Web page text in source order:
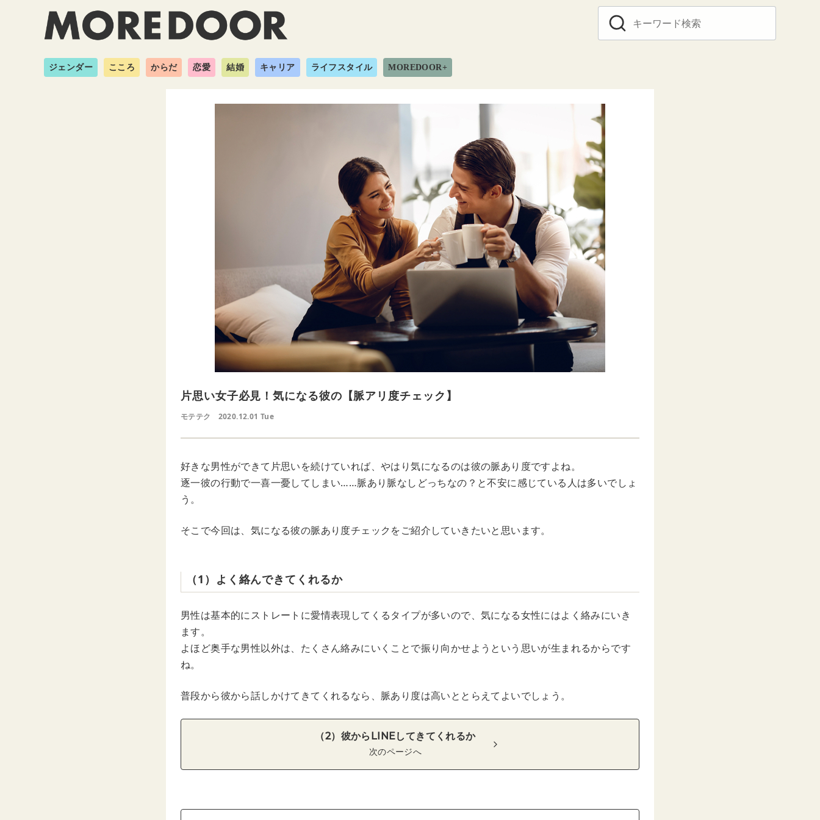
ジェンダー こころ からだ 恋愛 結婚 キャリア ライフスタイル MOREDOOR+
片思い女子必見！気になる彼の【脈アリ度チェック】
モテテク 2020.12.01 Tue
好きな男性ができて片思いを続けていれば、やはり気になるのは彼の脈あり度ですよね。
逐一彼の行動で一喜一憂してしまい……脈あり脈なしどっちなの？と不安に感じている人は多いでしょ
う。
そこで今回は、気になる彼の脈あり度チェックをご紹介していきたいと思います。
（1）よく絡んできてくれるか
男性は基本的にストレートに愛情表現してくるタイプが多いので、気になる女性にはよく絡みにいき
ます。
よほど奥手な男性以外は、たくさん絡みにいくことで振り向かせようという思いが生まれるからです
ね。
普段から彼から話しかけてきてくれるなら、脈あり度は高いととらえてよいでしょう。
（2）彼からLINEしてきてくれるか
次のページへ